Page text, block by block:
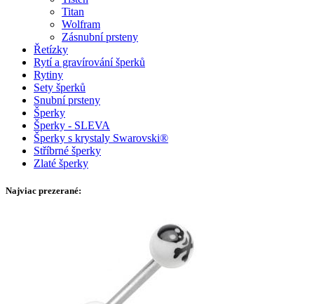
Titan
Wolfram
Zásnubní prsteny
Řetízky
Rytí a gravírování šperků
Rytiny
Sety šperků
Snubní prsteny
Šperky
Šperky - SLEVA
Šperky s krystaly Swarovski®
Stříbrné šperky
Zlaté šperky
Najviac prezerané: